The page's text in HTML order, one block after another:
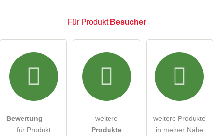
Hiermit akzeptiere ich die .
Die Datenschutzerklärunghabe ich zur Kenntnis genommen.
Für Produkt Besucher
Bewertung
für Produkt
weitere
Produkte
weitere Produkte
in meiner Nähe